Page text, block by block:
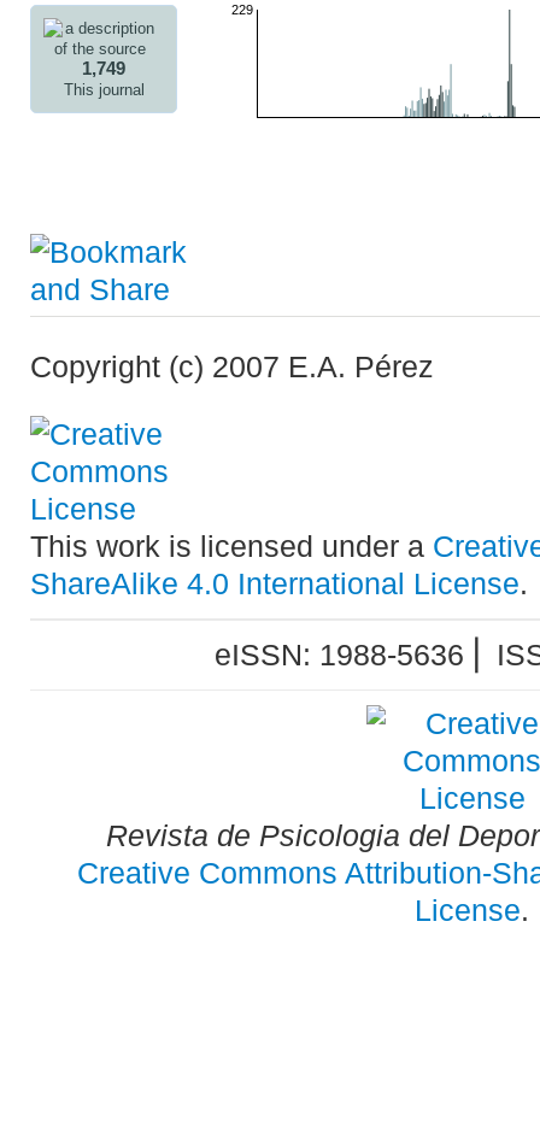
1,749
This journal
229
Copyright (c) 2007 E.A. Pérez
This work is licensed under a
ShareAlike 4.0 International License.
eISSN: 1988-5636 ⎜
Revista de Psicologia del
Creative Commons Attribution-
License.